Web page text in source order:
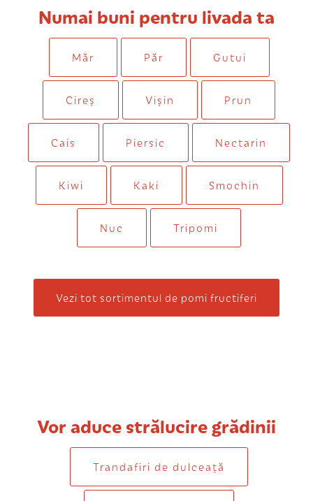
Numai buni pentru livada ta
Măr Păr Gutui
Cireș Vișin Prun
Cais Piersic Nectarin
Kiwi Kaki Smochin
Nuc Tripomi
Vezi tot sortimentul de pomi fructiferi
Vor aduce strălucire grădinii
Trandafiri de dulceaţă